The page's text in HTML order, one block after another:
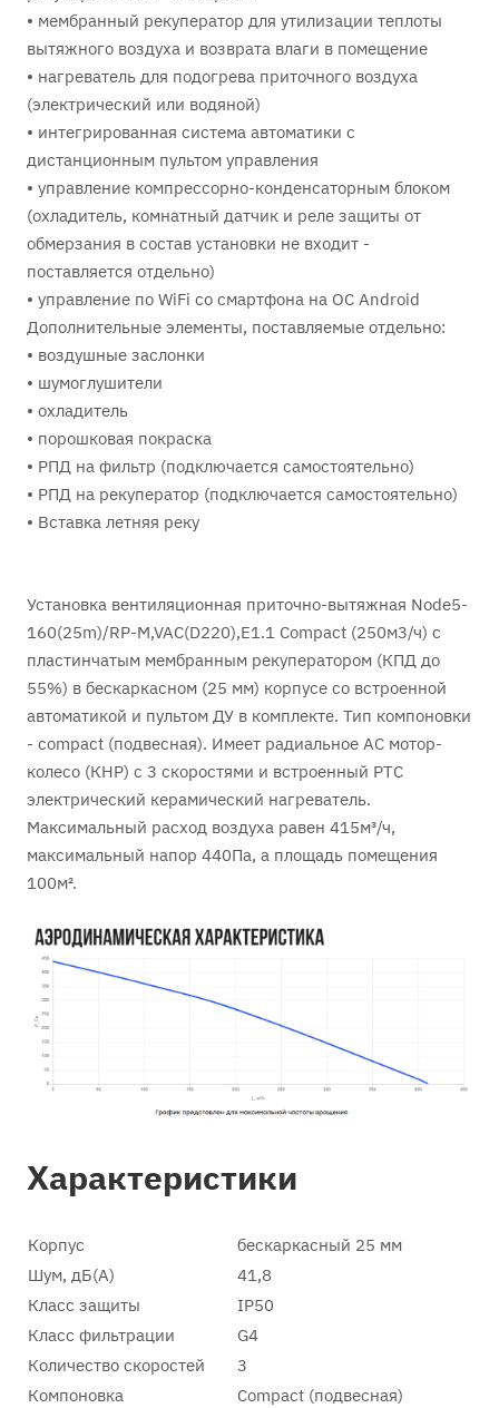
• мембранный рекуператор для утилизации теплоты
вытяжного воздуха и возврата влаги в помещение
• нагреватель для подогрева приточного воздуха
(электрический или водяной)
• интегрированная система автоматики с
дистанционным пультом управления
• управление компрессорно-конденсаторным блоком
(охладитель, комнатный датчик и реле защиты от
обмерзания в состав установки не входит -
поставляется отдельно)
• управление по WiFi со смартфона на ОС Android
Дополнительные элементы, поставляемые отдельно:
• воздушные заслонки
• шумоглушители
• охладитель
• порошковая покраска
• РПД на фильтр (подключается самостоятельно)
• РПД на рекуператор (подключается самостоятельно)
• Вставка летняя реку
Установка вентиляционная приточно-вытяжная Node5-
160(25m)/RP-M,VAC(D220),E1.1 Compact (250м3/ч) с
пластинчатым мембранным рекуператором (КПД до
55%) в бескаркасном (25 мм) корпусе со встроенной
автоматикой и пультом ДУ в комплекте. Тип компоновки
- сompact (подвесная). Имеет радиальное АC мотор-
колесо (КНР) с 3 скоростями и встроенный PTC
электрический керамический нагреватель.
Максимальный расход воздуха равен 415м³/ч,
максимальный напор 440Па, а площадь помещения
100м².
Характеристики
Корпус
бескаркасный 25 мм
Шум, дБ(А)
41,8
Класс защиты
IP50
Класс фильтрации
G4
Количество скоростей
3
Компоновка
Compact (подвесная)